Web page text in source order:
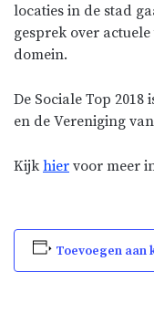
locaties in de stad
gesprek over actuele
domein.
De Sociale Top
en de Vereniging
Kijk hier voor meer
Toevoegen aan